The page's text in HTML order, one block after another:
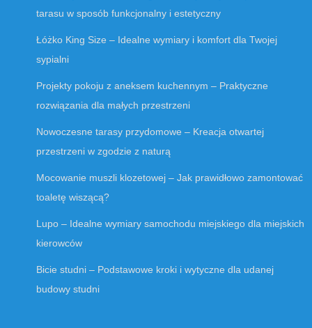
tarasu w sposób funkcjonalny i estetyczny
Łóżko King Size – Idealne wymiary i komfort dla Twojej
sypialni
Projekty pokoju z aneksem kuchennym – Praktyczne
rozwiązania dla małych przestrzeni
Nowoczesne tarasy przydomowe – Kreacja otwartej
przestrzeni w zgodzie z naturą
Mocowanie muszli klozetowej – Jak prawidłowo zamontować
toaletę wiszącą?
Lupo – Idealne wymiary samochodu miejskiego dla miejskich
kierowców
Bicie studni – Podstawowe kroki i wytyczne dla udanej
budowy studni